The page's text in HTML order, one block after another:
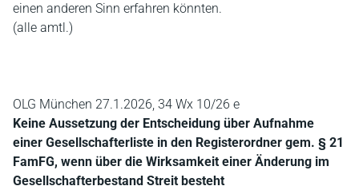
einen anderen Sinn erfahren könnten.
(alle amtl.)
OLG München 27.1.2026, 34 Wx 10/26 e
Keine Aussetzung der Entscheidung über Aufnahme
einer Gesellschafterliste in den Registerordner gem. § 21
FamFG, wenn über die Wirksamkeit einer Änderung im
Gesellschafterbestand Streit besteht